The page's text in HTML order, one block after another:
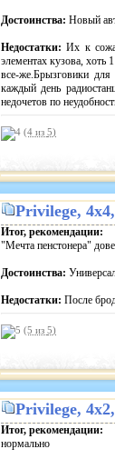
Достоинства: Новый
Недостатки: Их к
элементах кузова, хоть
все-же.Брызговики для
каждый день
недочетов по
(4 из 5)
Privilege,
Итог, рекомендации:
"Мечта пенстонера"
Достоинства:
Недостатки: После
(5 из 5)
Privilege,
Итог, рекомендации:
нормально